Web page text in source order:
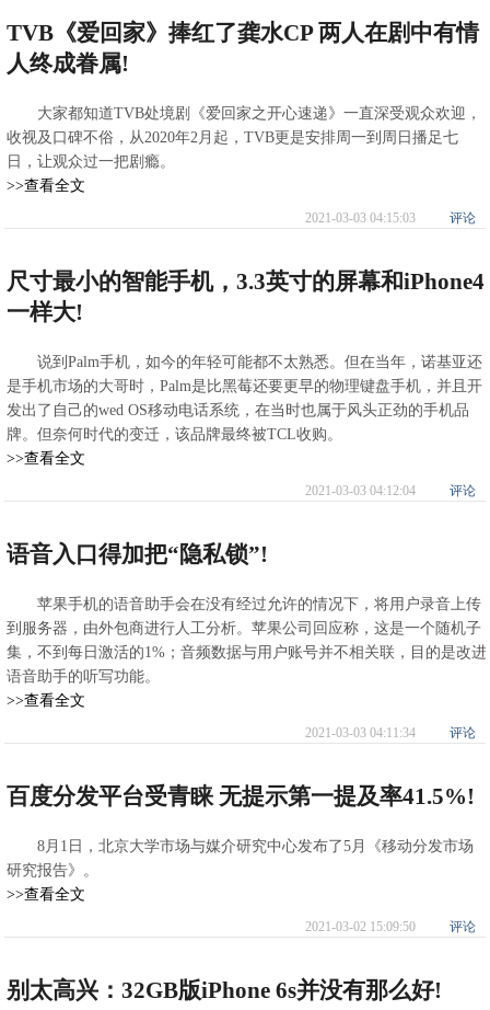
TVB《爱回家》捧红了龚水CP 两人在剧中有情
人终成眷属!
大家都知道TVB处境剧《爱回家之开心速递》一直深受观众欢迎，
收视及口碑不俗，从2020年2月起，TVB更是安排周一到周日播足七
日，让观众过一把剧瘾。
>>查看全文
2021-03-03 04:15:03 评论
尺寸最小的智能手机，3.3英寸的屏幕和iPhone4
一样大!
说到Palm手机，如今的年轻可能都不太熟悉。但在当年，诺基亚还
是手机市场的大哥时，Palm是比黑莓还要更早的物理键盘手机，并且开
发出了自己的wed OS移动电话系统，在当时也属于风头正劲的手机品
牌。但奈何时代的变迁，该品牌最终被TCL收购。
>>查看全文
2021-03-03 04:12:04 评论
语音入口得加把“隐私锁”!
苹果手机的语音助手会在没有经过允许的情况下，将用户录音上传
到服务器，由外包商进行人工分析。苹果公司回应称，这是一个随机子
集，不到每日激活的1%；音频数据与用户账号并不相关联，目的是改进
语音助手的听写功能。
>>查看全文
2021-03-03 04:11:34 评论
百度分发平台受青睐 无提示第一提及率41.5%!
8月1日，北京大学市场与媒介研究中心发布了5月《移动分发市场
研究报告》。
>>查看全文
2021-03-02 15:09:50 评论
别太高兴：32GB版iPhone 6s并没有那么好!